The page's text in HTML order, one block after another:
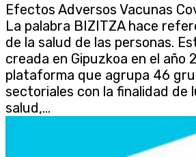
Efectos Adversos Vacunas
La palabra BIZITZA hace
de la salud de las personas.
creada en Gipuzkoa en el año
plataforma que agrupa 46
sectoriales con la finalidad de
salud,...